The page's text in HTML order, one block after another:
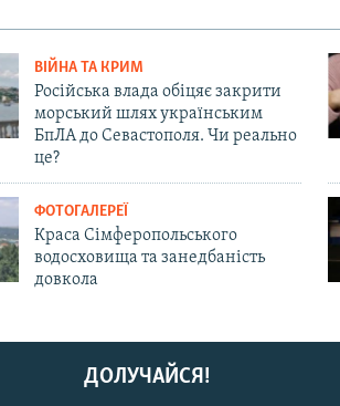
ВІЙНА ТА КРИМ
Російська влада обіцяє закрити
морський шлях українським
БпЛА до Севастополя. Чи реально
це?
ФОТОГАЛЕРЕЇ
Краса Сімферопольського
водосховища та занедбаність
довкола
ДОЛУЧАЙСЯ!